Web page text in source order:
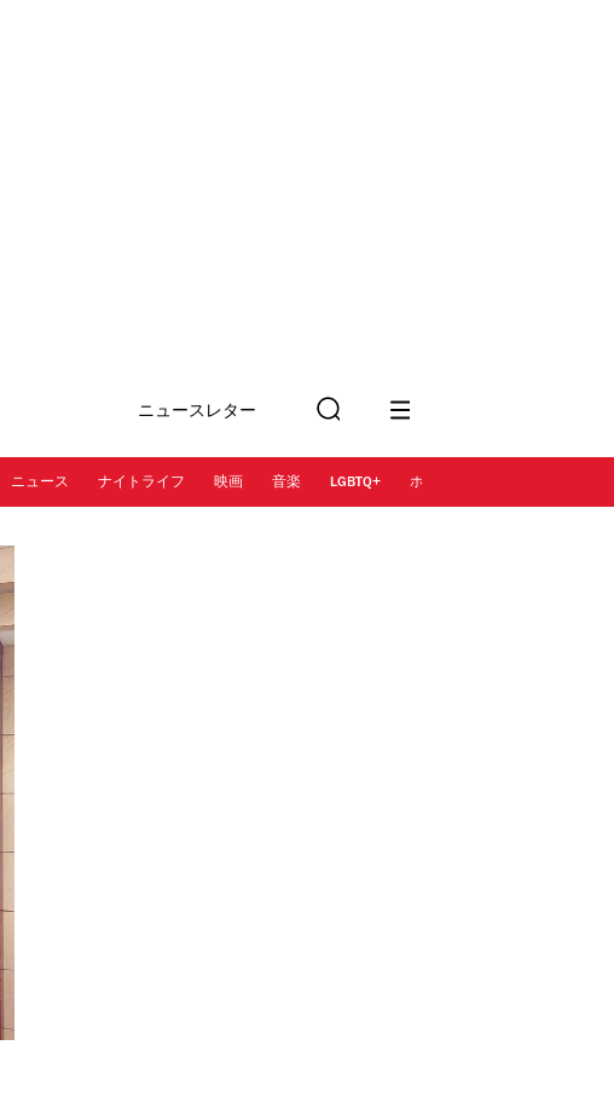
ニュースレター
に登録
索
ニュース ナイトライフ 映画 音楽 LGBTQ+ ホテル